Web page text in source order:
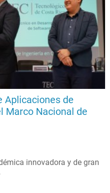
Aplicaciones de
Marco Nacional de
innovadora y de gran